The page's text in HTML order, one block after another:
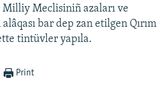
Meclisiniñ azaları ve
bar dep zan etilgen Qırım
tintüvler yapıla.
Print